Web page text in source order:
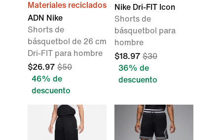
Materiales reciclados
ADN Nike
Shorts de
básquetbol de 26 cm
Dri-FIT para hombre
$26.97 $50
46% de
descuento
Nike Dri-FIT Icon
Shorts de
básquetbol para
hombre
$18.97 $30
36% de
descuento